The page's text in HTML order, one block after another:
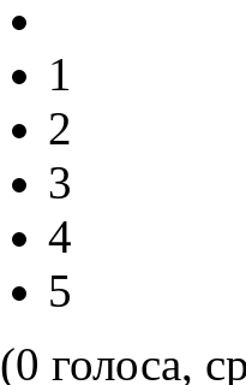
1
2
3
4
5
(0 голоса,